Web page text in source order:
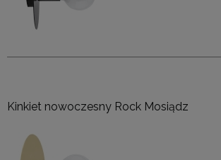
Kinkiet nowoczesny Rock Mosiądz